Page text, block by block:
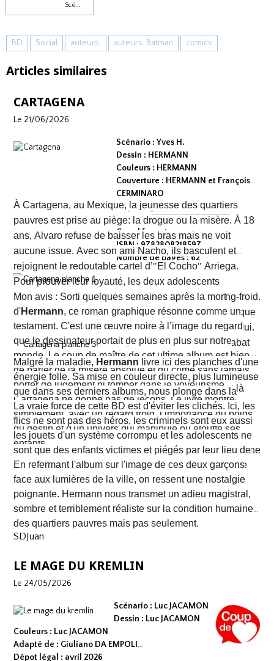
Scé...
BD Social auteurs. auteurs. Batman comics
Articles similaires
CARTAGENA
Le 21/06/2026
Scénario : Yves H.
Dessin : HERMANN
Couleurs : HERMANN
Couverture : HERMANN et François
CERMINARO
Dépot légal : avril 2026
Editeur :
Grand format
ISBN : 9782808218597
Nombre de pages : 62
À Cartagena, au Mexique, la jeunesse des quartiers
pauvres est prise au piège: la drogue ou la misère. À 18
ans, Alvaro refuse de baisser les bras mais ne voit
aucune issue. Avec son ami Nacho, ils basculent et
rejoignent le redoutable cartel d’"El Cocho" Arriega.
Pour prouver leur loyauté, les deux adolescents
reçoivent l'ordre d'exécuter des prisonniers de sang-froid.
Alvaro hésite, tremble mais en proie à une peur panique
finit par obéir. Cela provoque aussitôt un déclic chez lui.
Dans un sursaut de survie, il retourne son arme et abat
l’un des chefs du gang local qui n’est autre que le neveu
d’Arriega. Devenus des hommes à abattre, Alvaro et
Nacho s'enfuient vers la frontière américaine. C’est là
qu’ils vont croiser, Félix Garzon, un flic quadragénaire
fatigué qui les regarde courir…
Mon avis : Sorti quelques semaines après la mort
d'Hermann, ce roman graphique résonne comme un
testament. C'est une œuvre noire à l’image du regard
que le dessinateur portait de plus en plus sur notre
monde. Le coup de maître de cet ultime album est bien
de parler de la misère absolue et du crime sans jamais
porter de jugement ni tomber dans le voyeurisme.
Cartagena ne donne pas de leçons. Le livre montre
simplement, avec un regard froid, l’importance du poids
du destin et d'un univers qui manipule ou étouffe ses
enfants.
Malgré la maladie, Hermann livre ici des planches d'une
énergie folle. Sa mise en couleur directe, plus lumineuse
que dans ses derniers albums, nous plonge dans la
poussière et la sueur comme lui seul savait les
transmettre. On y retrouve ses fameux visages fatigués
aux mâchoires carrées portant en eux toute la détresse
ou la noirceur du monde. Le scénario d' Yves H. est d'une
fluidité exemplaire. On est emporté dans une aventure
mêlant road trip étouffant, récit existentiel et course
contre la montre où chaque case souligne l'urgence de
survivre.
La vraie force de cette BD est d'éviter les clichés. Ici, les
flics ne sont pas des héros, les criminels sont eux aussi
les jouets d'un système corrompu et les adolescents ne
sont que des enfants victimes et piégés par leur lieu de
naissance.
En refermant l'album sur l'image de ces deux garçons
face aux lumières de la ville, on ressent une nostalgie
poignante. Hermann nous transmet un adieu magistral,
sombre et terriblement réaliste sur la condition humaine
des quartiers pauvres mais pas seulement.
SDJuan
LE MAGE DU KREMLIN
Le 24/05/2026
Scénario : Luc JACAMON
Dessin : Luc JACAMON
Couleurs : Luc JACAMON
Adapté de : Giuliano DA EMPOLI
Dépot légal : avril 2026